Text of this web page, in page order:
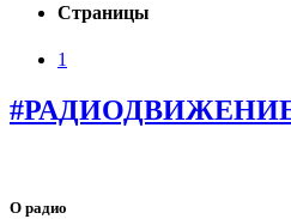
Страницы
1
О радио